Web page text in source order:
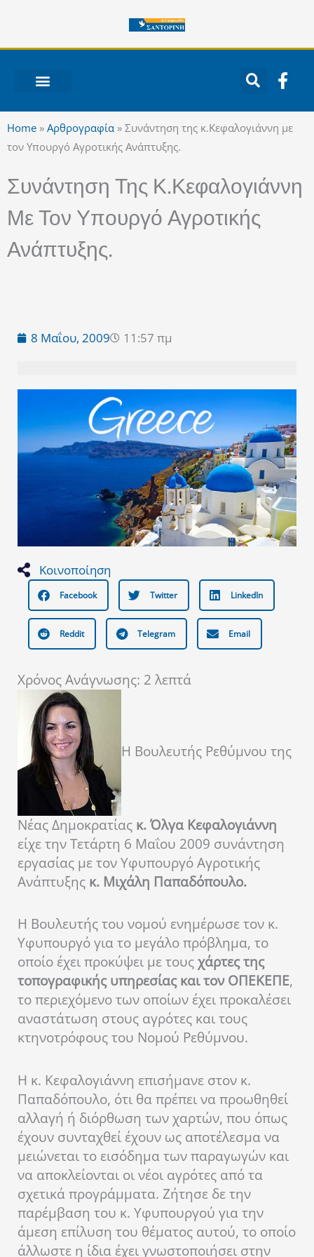
περιεχόμενο
F
a
e
b
k
Home » Αρθρογραφία » Συνάντηση της κ.Κεφαλογιάννη με
τον Υπουργό Αγροτικής Ανάπτυξης.
Συνάντηση Της Κ.Κεφαλογιάννη
Με Τον Υπουργό Αγροτικής
Ανάπτυξης.
8 Μαΐου, 2009 11:57 πμ
Κοινοποίηση
Facebook Twitter LinkedIn
Reddit Telegram Email
Χρόνος Ανάγνωσης: 2 λεπτά
Η Βουλευτής Ρεθύμνου της
Νέας Δημοκρατίας κ. Όλγα Κεφαλογιάννη
είχε την Τετάρτη 6 Μαΐου 2009 συνάντηση
εργασίας με τον Υφυπουργό Αγροτικής
Ανάπτυξης κ. Μιχάλη Παπαδόπουλο.
Η Βουλευτής του νομού ενημέρωσε τον κ.
Υφυπουργό για το μεγάλο πρόβλημα, το
οποίο έχει προκύψει με τουςχάρτες της
τοπογραφικής υπηρεσίας και τον ΟΠΕΚΕΠΕ,
το περιεχόμενο των οποίων έχει προκαλέσει
αναστάτωση στους αγρότες και τους
κτηνοτρόφους του Νομού Ρεθύμνου.
Η κ. Κεφαλογιάννη επισήμανε στον κ.
Παπαδόπουλο, ότι θα πρέπει να προωθηθεί
αλλαγή ή διόρθωση των χαρτών, που όπως
έχουν συνταχθεί έχουν ως αποτέλεσμα να
μειώνεται το εισόδημα των παραγωγών και
να αποκλείονται οι νέοι αγρότες από τα
σχετικά προγράμματα. Ζήτησε δε την
παρέμβαση του κ. Υφυπουργού για την
άμεση επίλυση του θέματος αυτού, το οποίο
άλλωστε η ίδια έχει γνωστοποιήσει στην